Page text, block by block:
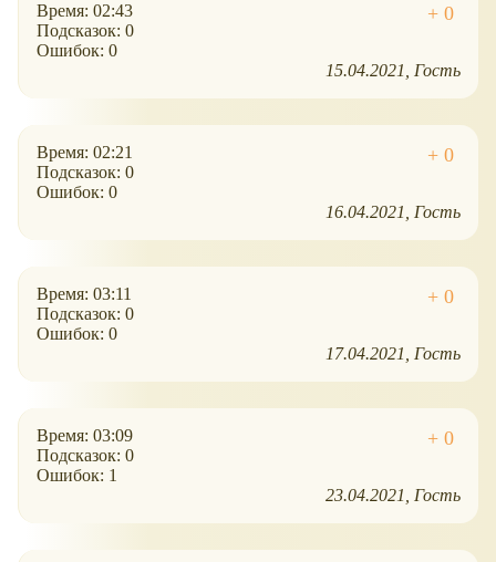
Время: 02:43
Подсказок: 0
Ошибок: 0
15.04.2021
Гость
Время: 02:21
Подсказок: 0
Ошибок: 0
16.04.2021
Гость
Время: 03:11
Подсказок: 0
Ошибок: 0
17.04.2021
Гость
Время: 03:09
Подсказок: 0
Ошибок: 1
23.04.2021
Гость